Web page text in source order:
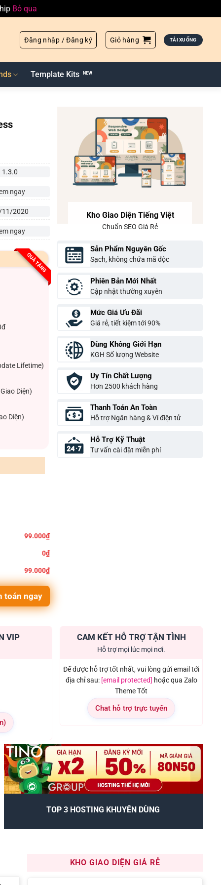
Bỏ qua
Đăng nhập / Đăng ký Giỏ hàng TẢI XUỐNG
Template Kits
1.3.0
ngay
11/2020
ngay
QUÀ TẶNG
Lifetime)
Diện)
Diện)
99.000₫
0₫
99.000₫
toán ngay
Kho Giao Diện Tiếng Việt
Chuẩn SEO Giá Rẻ
Sản Phẩm Nguyên Gốc
Sạch, không chứa mã độc
Phiên Bản Mới Nhất
Cập nhật thường xuyên
Mức Giá Ưu Đãi
Giá rẻ, tiết kiệm tới 90%
Dùng Không Giới Hạn
KGH Số lượng Website
Uy Tín Chất Lượng
Hơn 2500 khách hàng
Thanh Toán An Toàn
Hỗ trợ Ngân hàng & Ví điện tử
Hỗ Trợ Kỹ Thuật
Tư vấn cài đặt miễn phí
VIP CAM KẾT HỖ TRỢ TẬN TÌNH
Hỗ trợ mọi lúc mọi nơi.
Để được hỗ trợ tốt nhất, vui lòng gửi email tới
địa chỉ sau: [email protected] hoặc qua Zalo
Theme Tốt
Chat hỗ trợ trực tuyến
TOP 3 HOSTING KHUYÊN DÙNG
KHO GIAO DIỆN GIÁ RẺ